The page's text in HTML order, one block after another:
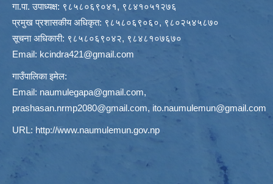
गा.पा. उपाध्यक्ष: ९८५८०६९०४१, ९८४१०५१२७६
प्रमुख प्रशासकीय अधिकृत: ९८५८०६९०६०, ९८०२५४५८७०
सूचना अधिकारी: ९८५८०६९०४२, ९८४८१०७६७०
Email: kcindra421@gmail.com
गाउँपालिका इमेल:
Email: naumulegapa@gmail.com,
prashasan.nrmp2080@gmail.com, ito.naumulemun@gmail.com
URL: http://www.naumulemun.gov.np